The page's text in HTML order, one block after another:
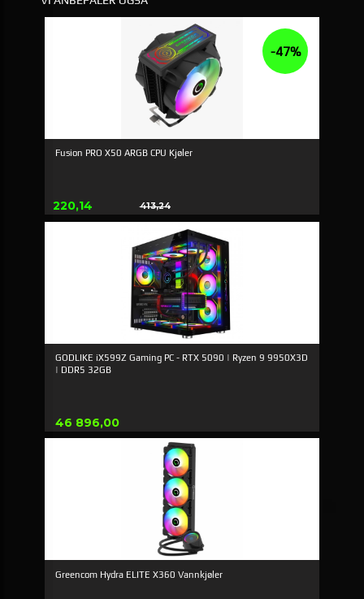
Fusion PRO X50 ARGB CPU Kjøler
Tilbud
220,14 413,24
Rabat
-47%
GODLIKE iX599Z Gaming PC - RTX 5090 | Ryzen 9 9950X3D
| DDR5 32GB
Pris
46 896,00
Greencom Hydra ELITE X360 Vannkjøler